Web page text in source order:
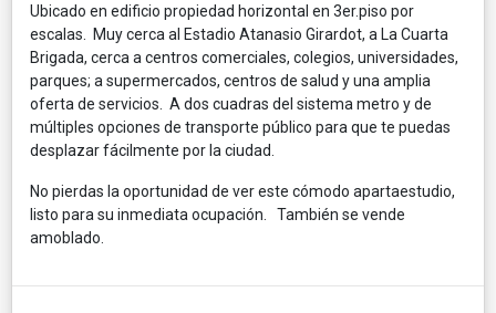
Ubicado en edificio propiedad horizontal en 3er.piso por
escalas. Muy cerca al Estadio Atanasio Girardot, a La Cuarta
Brigada, cerca a centros comerciales, colegios, universidades,
parques; a supermercados, centros de salud y una amplia
oferta de servicios. A dos cuadras del sistema metro y de
múltiples opciones de transporte público para que te puedas
desplazar fácilmente por la ciudad.
No pierdas la oportunidad de ver este cómodo apartaestudio,
listo para su inmediata ocupación. También se vende
amoblado.